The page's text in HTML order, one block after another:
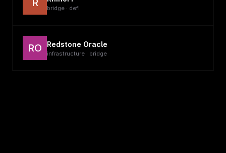
bridge · defi
RO Redstone Oracle
infrastructure · bridge